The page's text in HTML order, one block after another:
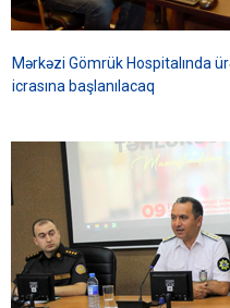
Mərkəzi Gömrük Hospitalında
icrasına başlanılacaq